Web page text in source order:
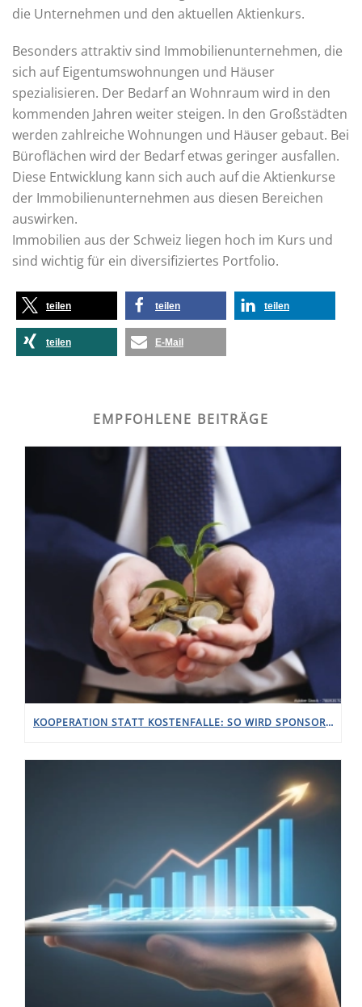
die Unternehmen und den aktuellen Aktienkurs.
Besonders attraktiv sind Immobilienunternehmen, die
sich auf Eigentumswohnungen und Häuser
spezialisieren. Der Bedarf an Wohnraum wird in den
kommenden Jahren weiter steigen. In den Großstädten
werden zahlreiche Wohnungen und Häuser gebaut. Bei
Büroflächen wird der Bedarf etwas geringer ausfallen.
Diese Entwicklung kann sich auch auf die Aktienkurse
der Immobilienunternehmen aus diesen Bereichen
auswirken.
Immobilien aus der Schweiz liegen hoch im Kurs und
sind wichtig für ein diversifiziertes Portfolio.
teilen teilen teilen
teilen E-Mail
EMPFOHLENE BEITRÄGE
KOOPERATION STATT KOSTENFALLE: SO WIRD SPONSORING ZUM INVESTMENT